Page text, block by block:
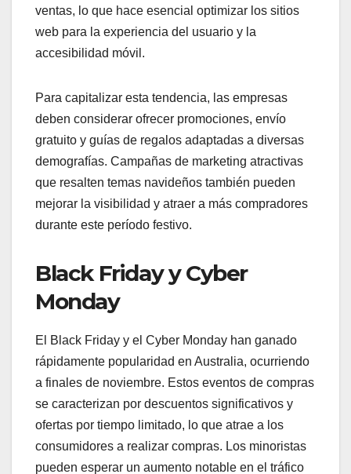
ventas, lo que hace esencial optimizar los sitios
web para la experiencia del usuario y la
accesibilidad móvil.
Para capitalizar esta tendencia, las empresas
deben considerar ofrecer promociones, envío
gratuito y guías de regalos adaptadas a diversas
demografías. Campañas de marketing atractivas
que resalten temas navideños también pueden
mejorar la visibilidad y atraer a más compradores
durante este período festivo.
Black Friday y Cyber
Monday
El Black Friday y el Cyber Monday han ganado
rápidamente popularidad en Australia, ocurriendo
a finales de noviembre. Estos eventos de compras
se caracterizan por descuentos significativos y
ofertas por tiempo limitado, lo que atrae a los
consumidores a realizar compras. Los minoristas
pueden esperar un aumento notable en el tráfico